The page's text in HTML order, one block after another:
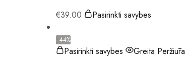
€39.00 Pasirinkti savybes
- 44%
Pasirinkti savybes Greita Peržiūra